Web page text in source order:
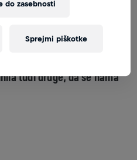
postopoma izboljševala
– in ga dosežeš,” pravi Rian.
tudi druge, da se nama
do zasebnosti
Sprejmi piškotke